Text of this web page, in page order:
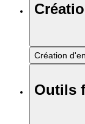
Création
Outils